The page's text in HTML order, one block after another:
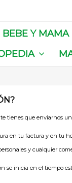
BEBE Y MAMA
tienes que enviarnos
en tu factura y en tu
y cualquier
se inicia en el tiempo